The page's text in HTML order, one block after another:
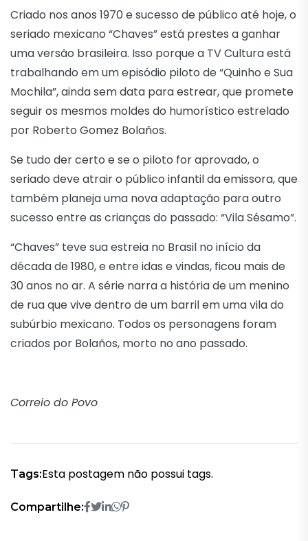
Criado nos anos 1970 e sucesso de público até hoje, o
seriado mexicano “Chaves” está prestes a ganhar
uma versão brasileira. Isso porque a TV Cultura está
trabalhando em um episódio piloto de “Quinho e Sua
Mochila”, ainda sem data para estrear, que promete
seguir os mesmos moldes do humorístico estrelado
por Roberto Gomez Bolaños.
Se tudo der certo e se o piloto for aprovado, o
seriado deve atrair o público infantil da emissora, que
também planeja uma nova adaptação para outro
sucesso entre as crianças do passado: “Vila Sésamo”.
“Chaves” teve sua estreia no Brasil no início da
década de 1980, e entre idas e vindas, ficou mais de
30 anos no ar. A série narra a história de um menino
de rua que vive dentro de um barril em uma vila do
subúrbio mexicano. Todos os personagens foram
criados por Bolaños, morto no ano passado.
Correio do Povo
Tags:Esta postagem não possui tags.
Compartilhe: